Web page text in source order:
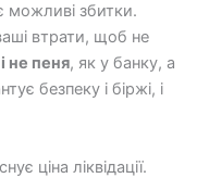
можливі збитки.
втрати, щоб не
не пеня, як у банку, а
безпеку і біржі, і
ціна ліквідації.